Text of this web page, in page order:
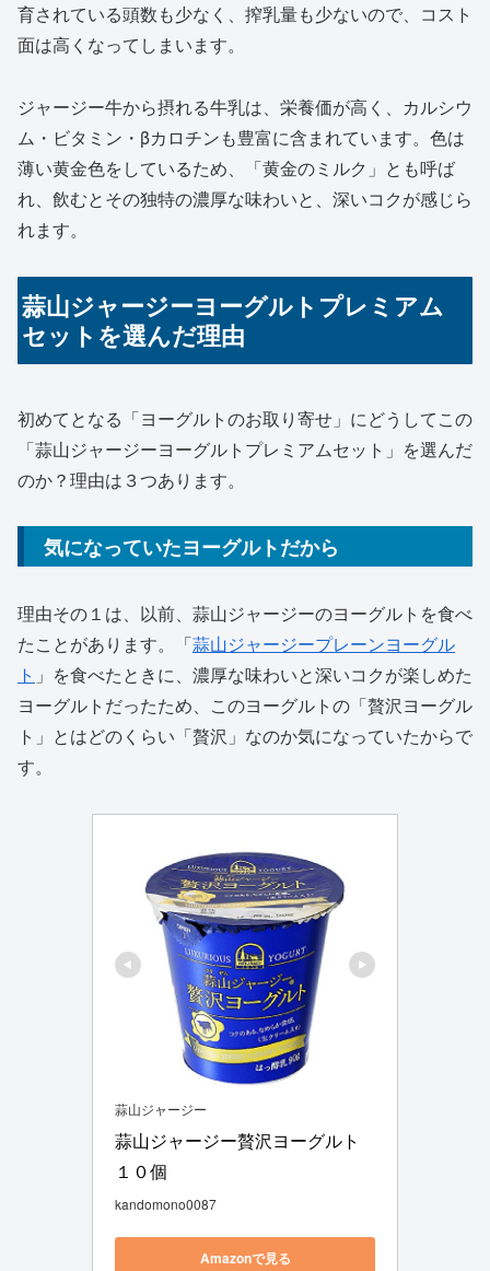
育されている頭数も少なく、搾乳量も少ないので、コスト
面は高くなってしまいます。
ジャージー牛から摂れる牛乳は、栄養価が高く、カルシウ
ム・ビタミン・βカロチンも豊富に含まれています。色は
薄い黄金色をしているため、「黄金のミルク」とも呼ば
れ、飲むとその独特の濃厚な味わいと、深いコクが感じら
れます。
蒜山ジャージーヨーグルトプレミアム
セットを選んだ理由
初めてとなる「ヨーグルトのお取り寄せ」にどうしてこの
「蒜山ジャージーヨーグルトプレミアムセット」を選んだ
のか？理由は３つあります。
気になっていたヨーグルトだから
理由その１は、以前、蒜山ジャージーのヨーグルトを食べ
たことがあります。「蒜山ジャージープレーンヨーグル
ト 」を食べたときに、濃厚な味わいと深いコクが楽しめた
ヨーグルトだったため、このヨーグルトの「贅沢ヨーグル
ト」とはどのくらい「贅沢」なのか気になっていたからで
す。
蒜山ジャージー
蒜山ジャージー贅沢ヨーグルト
１０個
kandomono0087
Amazonで見る